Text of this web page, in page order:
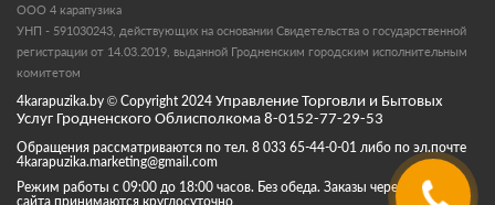
ООО 4 карапузика
УНП - 591030243, действующих на основании Свидетельства о государственной
регистрации от 14.03.2019, выданной Гродненским городским исполнительным
комитетом
4karapuzika.by © Copyright 2024 Управление Торговли и Бытовых
Услуг Гродненского Облисполкома 8-0152-77-29-53
Обращения рассматриваются по тел. 8 033 65-44-0-01 либо по эл.почте
4karapuzika.marketing@gmail.com
Режим работы с 09:00 до 18:00 часов. Без обеда. Заказы через корзину
сайта принимаются круглосуточно